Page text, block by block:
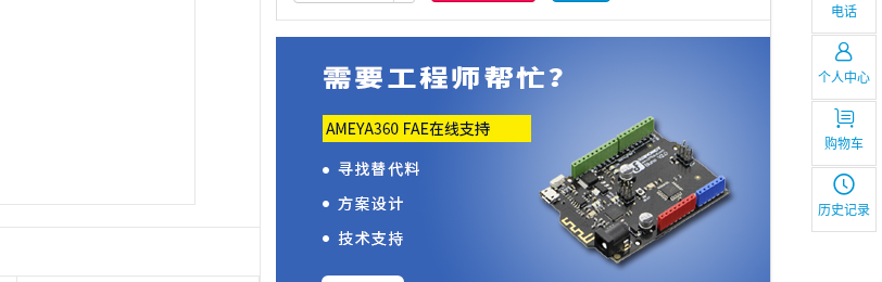
电话
个人中心
购物车
历史记录